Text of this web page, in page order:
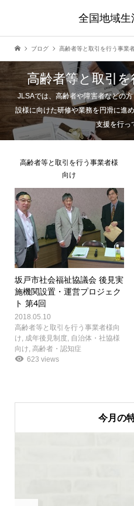
全国地域
ブログ 高齢者等と取引を行う事業
高齢者等と取引
JLSAでは、高齢者や障害者などの
設様に向けた研修や業務を円滑に進
支援を行っ
高齢者等と取引を行う事業者様
向け
坂戸市社会福祉協議会 後見実
施機関設置・運営プロジェク
ト 第4回
2018.05.10
高齢者等と取引を行う事業者様向
け 成年後見制度, 自治体・社協様
向け 高齢者・認知症
623 views
今月の